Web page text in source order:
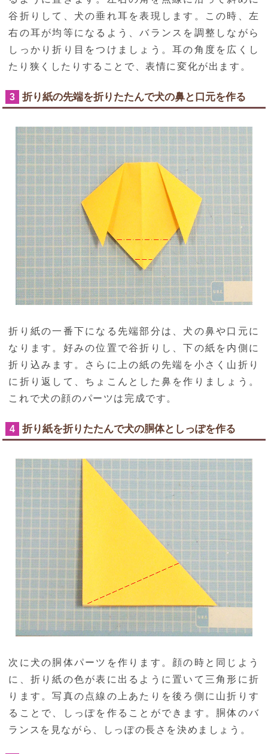
谷折りして、犬の垂れ耳を表現します。この時、左
右の耳が均等になるよう、バランスを調整しながら
しっかり折り目をつけましょう。耳の角度を広くし
たり狭くしたりすることで、表情に変化が出ます。
3 折り紙の先端を折りたたんで犬の鼻と口元を作る
折り紙の一番下になる先端部分は、犬の鼻や口元に
なります。好みの位置で谷折りし、下の紙を内側に
折り込みます。さらに上の紙の先端を小さく山折り
に折り返して、ちょこんとした鼻を作りましょう。
これで犬の顔のパーツは完成です。
4 折り紙を折りたたんで犬の胴体としっぽを作る
次に犬の胴体パーツを作ります。顔の時と同じよう
に、折り紙の色が表に出るように置いて三角形に折
ります。写真の点線の上あたりを後ろ側に山折りす
ることで、しっぽを作ることができます。胴体のバ
ランスを見ながら、しっぽの長さを決めましょう。